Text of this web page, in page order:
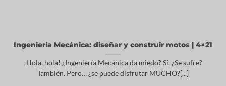
Ingeniería Mecánica: diseñar y construir motos | 4×21
¡Hola, hola! ¿Ingeniería Mecánica da miedo? Sí. ¿Se sufre?
También. Pero… ¿se puede disfrutar MUCHO?[...]